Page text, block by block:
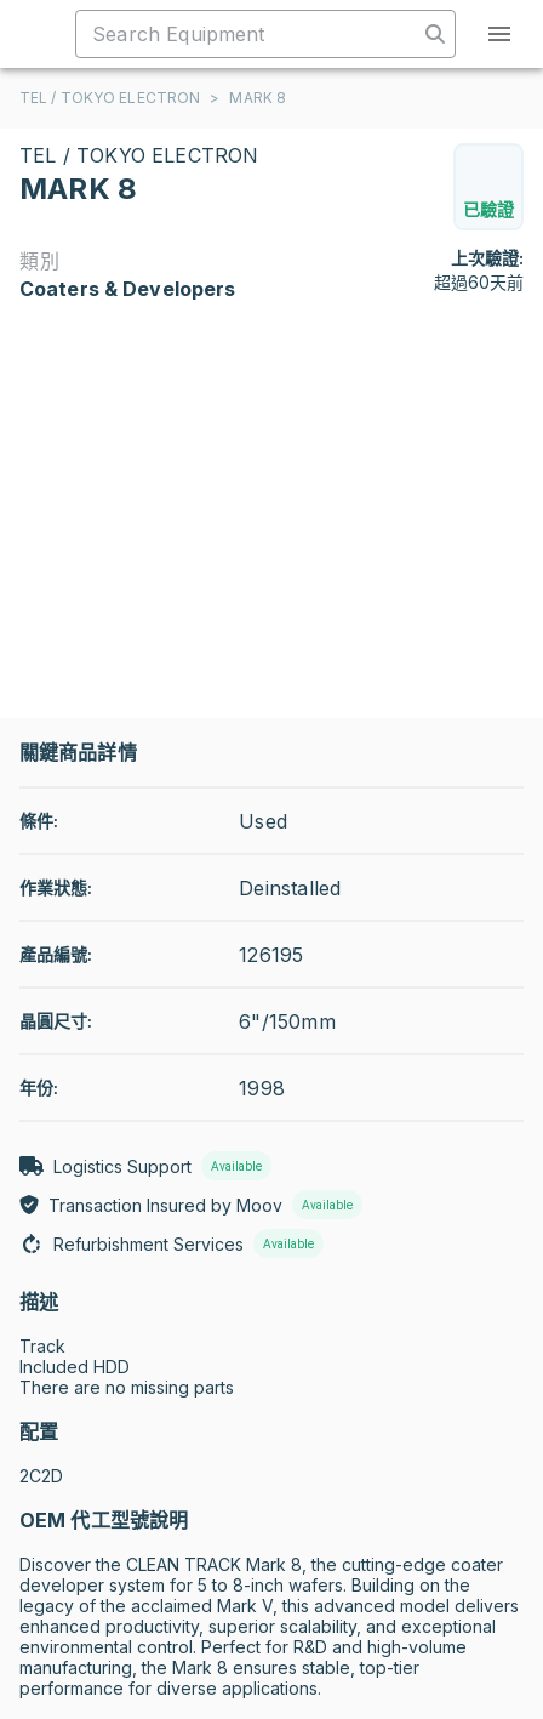
TEL / TOKYO ELECTRON > MARK 8
TEL / TOKYO ELECTRON
MARK 8
已驗證
類別
Coaters & Developers
上次驗證:
超過60天前
關鍵商品詳情
條件: Used
作業狀態: Deinstalled
產品編號: 126195
晶圓尺寸: 6"/150mm
年份: 1998
Logistics Support Available
Transaction Insured by Moov Available
Refurbishment Services Available
描述
Track
Included HDD
There are no missing parts
配置
2C2D
OEM 代工型號說明
Discover the CLEAN TRACK Mark 8, the cutting-edge coater
developer system for 5 to 8-inch wafers. Building on the
legacy of the acclaimed Mark V, this advanced model delivers
enhanced productivity, superior scalability, and exceptional
environmental control. Perfect for R&D and high-volume
manufacturing, the Mark 8 ensures stable, top-tier
performance for diverse applications.